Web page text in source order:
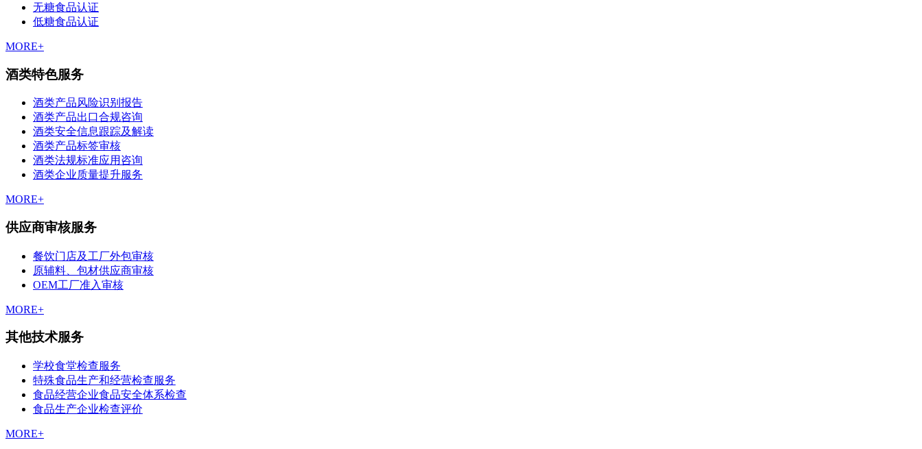
无糖食品认证
低糖食品认证
MORE+
酒类特色服务
酒类产品风险识别报告
酒类产品出口合规咨询
酒类安全信息跟踪及解读
酒类产品标签审核
酒类法规标准应用咨询
酒类企业质量提升服务
MORE+
供应商审核服务
餐饮门店及工厂外包审核
原辅料、包材供应商审核
OEM工厂准入审核
MORE+
其他技术服务
学校食堂检查服务
特殊食品生产和经营检查服务
食品经营企业食品安全体系检查
食品生产企业检查评价
MORE+